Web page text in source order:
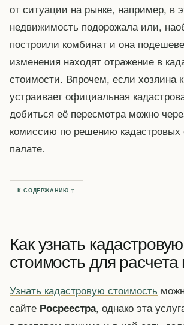
от ситуации на рынке, например, в
недвижимость подорожала или,
построили комбинат и она
изменения находят отражение в
стоимости. Впрочем, если хозяина
устраивает официальная
добиться её пересмотра можно
комиссию по решению кадастровых
палате.
К СОДЕРЖАНИЮ ↑
Как узнать кадастровую
стоимость для расчета
Узнать кадастровую стоимость
сайте Росреестра, однако эта